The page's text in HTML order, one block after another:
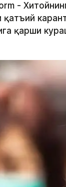
-
қатъий
қарши